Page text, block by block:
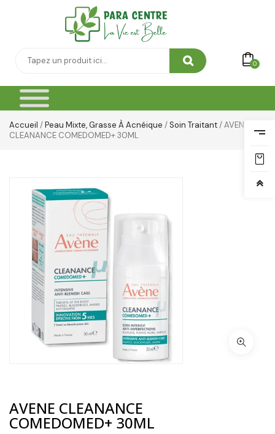
0
Accueil /Peau Mixte, Grasse À Acnéique /Soin Traitant/ AVENE
CLEANANCE COMEDOMED+ 30ML
AVENE CLEANANCE
COMEDOMED+ 30ML